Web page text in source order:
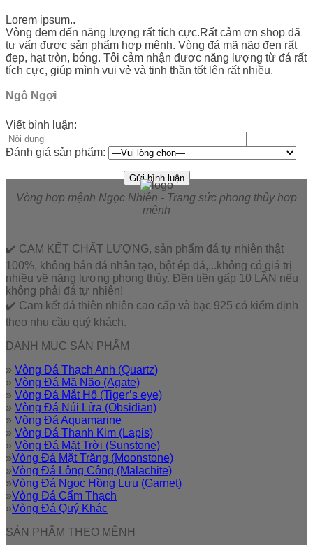
Lorem ipsum..
Vòng đem đến năng lượng rất tích cực.Rất cảm ơn shop đã
tư vấn được sản phẩm hợp mệnh. Vòng đá mã não đen rất
đẹp, hạt tròn, bóng. Tôi cảm nhận được năng lượng từ đá rất
tích cực, giúp mình vui vẻ và tinh thần tốt lên rất nhiều.
Ngô Ngợi
Viết bình luận:
Đánh giá sản phẩm:
Vòng hợp mệnh Ngọc Nhiên - Trang sức phong thủy hợp
mệnh
✔️ CAM KẾT CHẤT LƯỢNG, sản phẩm đá tự nhiên thật
100%, không bán đá nhân tạo, bột ép đá,...không có giá trị
nhiều về năng lượng phong thủy. Đền tiền gấp 10 LẦN nếu
không phải đá tự nhiên!
✔️ Cam kết đá thiên nhiên cao cấp và bạc 925 có kiểm định
theo nhu cầu quý khách.
DANH MỤC SẢN PHẨM
» Vòng Đá Thạch Anh (Quartz)
» Vòng Đá Mã Não (Agate)
» Vòng Đá Mắt Hổ (Tiger’s eye)
» Vòng Đá Núi Lửa (Obsidian)
» Vòng Đá Aquamarine
» Vòng Đá Thanh Kim (Lapis)
» Vòng Đá Mặt Trời (Sunstone)
»Vòng Đá Mặt Trăng (Moonstone)
»Vòng Đá Lông Công (Malachite)
»Vòng Đá Ngọc Hồng Lựu (Garnet)
»Vòng Đá Cẩm Thạch
»Vòng Đá Quý Khác
SẢN PHẨM THEO MỆNH